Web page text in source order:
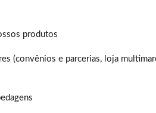
produtos
(convênios e parcerias, loja